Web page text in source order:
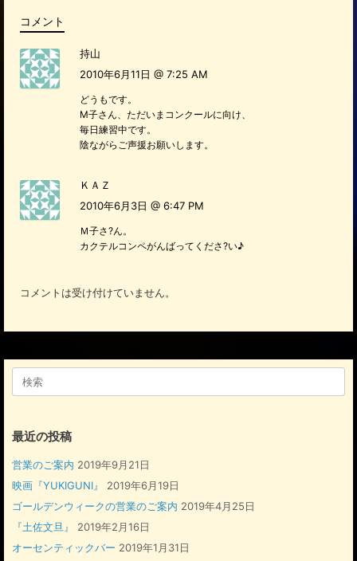
k
コメント
持山
2010年6月11日 @ 7:25 AM
どうもです。
M子さん、ただいまコンクールに向け、
毎日練習中です。
陰ながらご声援お願いします。
ＫＡＺ
2010年6月3日 @ 6:47 PM
Ｍ子さ?ん。
カクテルコンペがんばってくださ?い♪
コメントは受け付けていません。
最近の投稿
営業のご案内 2019年9月21日
映画『YUKIGUNI』
2019年6月19日
ゴールデンウィークの営業のご案内 2019年4月25日
『土佐文旦』
2019年2月16日
オーセンティックバー 2019年1月31日